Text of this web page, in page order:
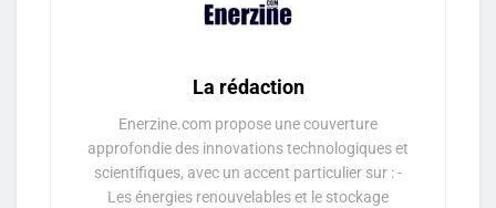
La rédaction
Enerzine.com propose une couverture
approfondie des innovations technologiques et
scientifiques, avec un accent particulier sur : -
Les énergies renouvelables et le stockage